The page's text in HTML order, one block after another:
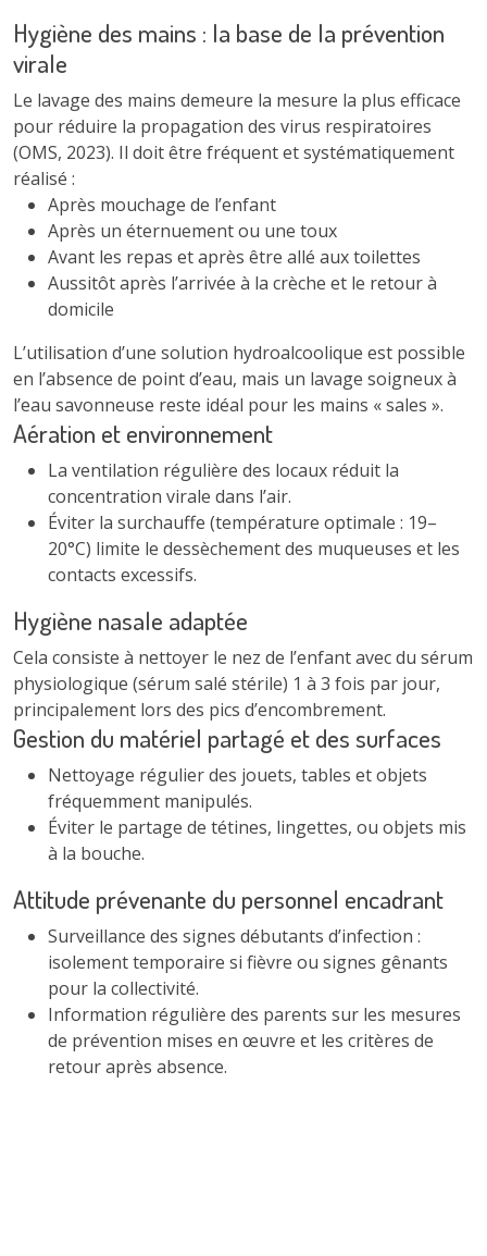
Hygiène des mains : la base de la prévention
virale
Le lavage des mains demeure la mesure la plus efficace
pour réduire la propagation des virus respiratoires
(OMS, 2023). Il doit être fréquent et systématiquement
réalisé :
Après mouchage de l’enfant
Après un éternuement ou une toux
Avant les repas et après être allé aux toilettes
Aussitôt après l’arrivée à la crèche et le retour à
domicile
L’utilisation d’une solution hydroalcoolique est possible
en l’absence de point d’eau, mais un lavage soigneux à
l’eau savonneuse reste idéal pour les mains « sales ».
Aération et environnement
La ventilation régulière des locaux réduit la
concentration virale dans l’air.
Éviter la surchauffe (température optimale : 19–
20°C) limite le dessèchement des muqueuses et les
contacts excessifs.
Hygiène nasale adaptée
Cela consiste à nettoyer le nez de l’enfant avec du sérum
physiologique (sérum salé stérile) 1 à 3 fois par jour,
principalement lors des pics d’encombrement.
Gestion du matériel partagé et des surfaces
Nettoyage régulier des jouets, tables et objets
fréquemment manipulés.
Éviter le partage de tétines, lingettes, ou objets mis
à la bouche.
Attitude prévenante du personnel encadrant
Surveillance des signes débutants d’infection :
isolement temporaire si fièvre ou signes gênants
pour la collectivité.
Information régulière des parents sur les mesures
de prévention mises en œuvre et les critères de
retour après absence.